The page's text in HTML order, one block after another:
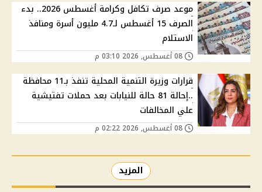
موعد صرف تكافل وكرامة أغسطس 2026.. بدء
الصرف 15 أغسطس لـ4.7 مليون أسرة ومنافذ
الاستلام
قرارات وزيرة التنمية المحلية تنفذ بـ11 محافظة
..إحالة 81 حالة للنيابات بعد حملات تفتيشية
علي المخالفات
المزيد